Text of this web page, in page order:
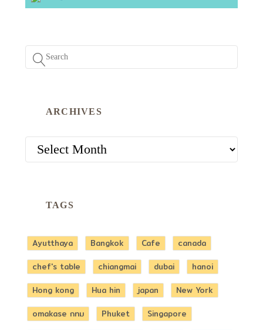
ARCHIVES
TAGS
Ayutthaya Bangkok Cafe
canada
chef's table
chiangmai dubai
hanoi
Hong kong
Hua hin japan
New York
omakase กทม
Phuket
Singapore